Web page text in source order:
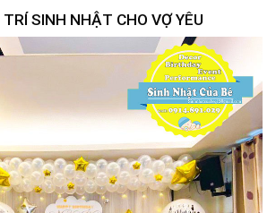
SINH NHẬT CHO VỢ YÊU